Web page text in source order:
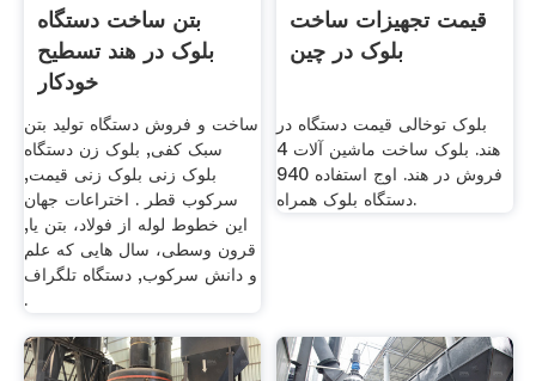
بتن ساخت دستگاه
بلوک در هند تسطیح
خودکار
ساخت و فروش دستگاه تولید بتن
سبک کفی, بلوک زن دستگاه
بلوک زنی بلوک زنی قیمت,
سرکوب قطر . اختراعات جهان
این خطوط لوله از فولاد، بتن یا,
قرون وسطی، سال هایی که علم
و دانش سرکوب, دستگاه تلگراف
.
قیمت تجهیزات ساخت
بلوک در چین
بلوک توخالی قیمت دستگاه در
هند. بلوک ساخت ماشین آلات 4
فروش در هند. اوج استفاده 940
دستگاه بلوک همراه.